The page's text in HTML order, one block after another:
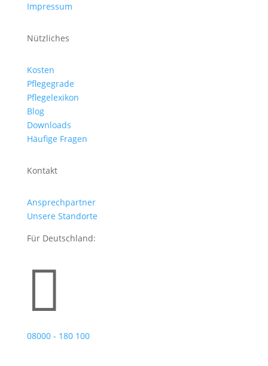
Impressum
Nützliches
Kosten
Pflegegrade
Pflegelexikon
Blog
Downloads
Häufige Fragen
Kontakt
Ansprechpartner
Unsere Standorte
Für Deutschland:

08000 - 180 100